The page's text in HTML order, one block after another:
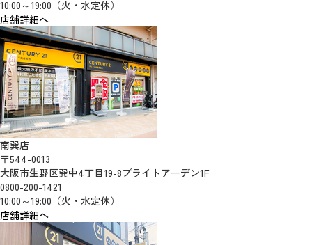
10:00～19:00（火・水定休）
店舗詳細へ
南巽店
〒544-0013
大阪市生野区巽中4丁目19-8ブライトアーデン1F
0800-200-1421
10:00～19:00（火・水定休）
店舗詳細へ